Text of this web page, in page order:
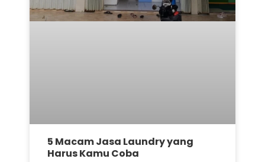
5 Macam Jasa Laundry yang
Harus Kamu Coba